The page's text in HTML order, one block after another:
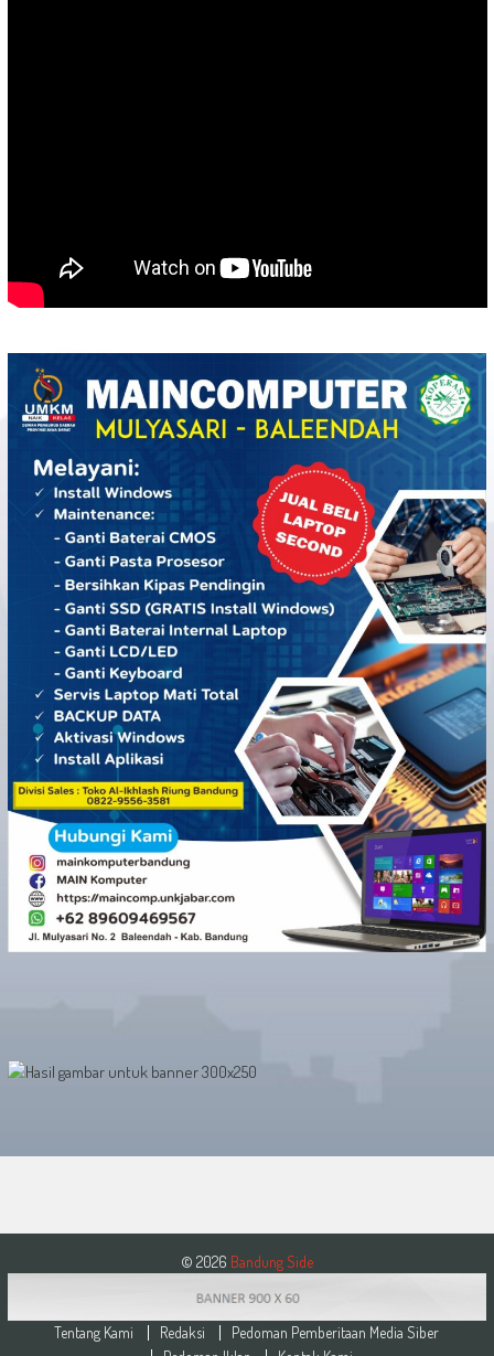
© 2026 Bandung Side
Tentang Kami Redaksi
Pedoman Pemberitaan Media Siber